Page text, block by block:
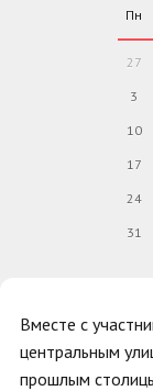
Вместе с
центральным
прошлым
Пн
27
3
10
17
24
31